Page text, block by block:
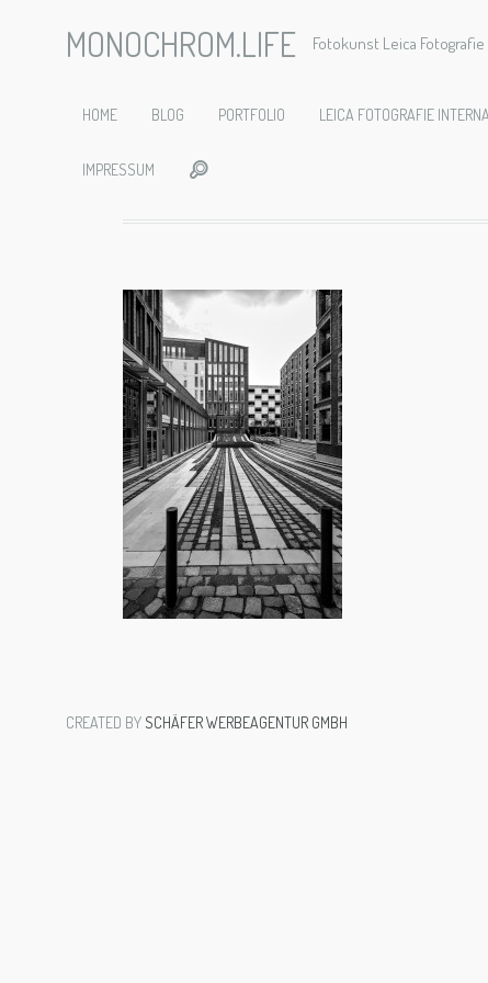
MONOCHROM.LIFE Fotokunst Leica
HOME BLOG PORTFOLIO LEICA FOTOGRAFIE
IMPRESSUM
CREATED BY SCHÄFER WERBEAGENTUR GMBH